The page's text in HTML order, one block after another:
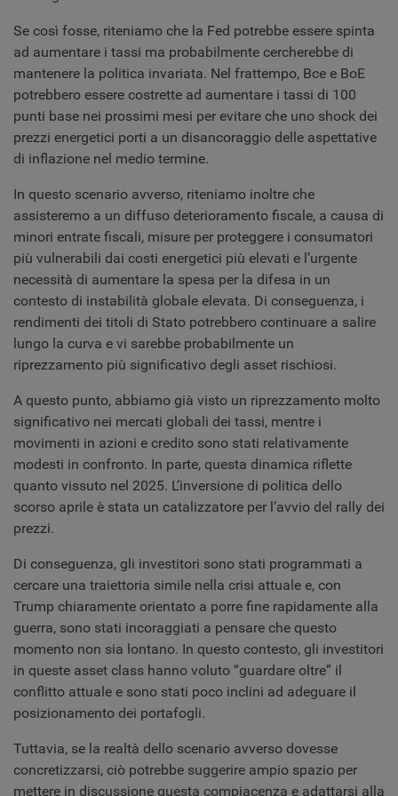
Se così fosse, riteniamo che la Fed potrebbe essere spinta
ad aumentare i tassi ma probabilmente cercherebbe di
mantenere la politica invariata. Nel frattempo, Bce e BoE
potrebbero essere costrette ad aumentare i tassi di 100
punti base nei prossimi mesi per evitare che uno shock dei
prezzi energetici porti a un disancoraggio delle aspettative
di inflazione nel medio termine.
In questo scenario avverso, riteniamo inoltre che
assisteremo a un diffuso deterioramento fiscale, a causa di
minori entrate fiscali, misure per proteggere i consumatori
più vulnerabili dai costi energetici più elevati e l’urgente
necessità di aumentare la spesa per la difesa in un
contesto di instabilità globale elevata. Di conseguenza, i
rendimenti dei titoli di Stato potrebbero continuare a salire
lungo la curva e vi sarebbe probabilmente un
riprezzamento più significativo degli asset rischiosi.
A questo punto, abbiamo già visto un riprezzamento molto
significativo nei mercati globali dei tassi, mentre i
movimenti in azioni e credito sono stati relativamente
modesti in confronto. In parte, questa dinamica riflette
quanto vissuto nel 2025. L’inversione di politica dello
scorso aprile è stata un catalizzatore per l’avvio del rally dei
prezzi.
Di conseguenza, gli investitori sono stati programmati a
cercare una traiettoria simile nella crisi attuale e, con
Trump chiaramente orientato a porre fine rapidamente alla
guerra, sono stati incoraggiati a pensare che questo
momento non sia lontano. In questo contesto, gli investitori
in queste asset class hanno voluto “guardare oltre” il
conflitto attuale e sono stati poco inclini ad adeguare il
posizionamento dei portafogli.
Tuttavia, se la realtà dello scenario avverso dovesse
concretizzarsi, ciò potrebbe suggerire ampio spazio per
mettere in discussione questa compiacenza e adattarsi alla